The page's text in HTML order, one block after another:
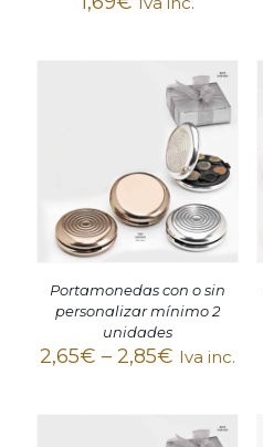
Portamonedas con o sin
personalizar mínimo 2
unidades
2,65€ –2,85€ Iva inc.